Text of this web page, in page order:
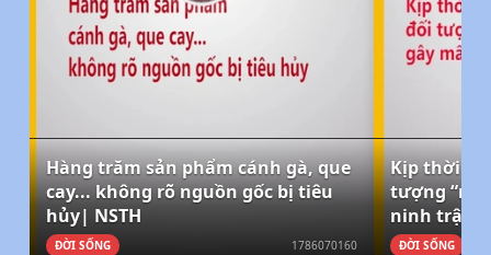
Hàng trăm sản phẩm cánh gà, que
cay... không rõ nguồn gốc bị tiêu
hủy| NSTH
ĐỜI SỐNG 1786070160
Kịp thời
tượng
ninh trật
ĐỜI SỐNG